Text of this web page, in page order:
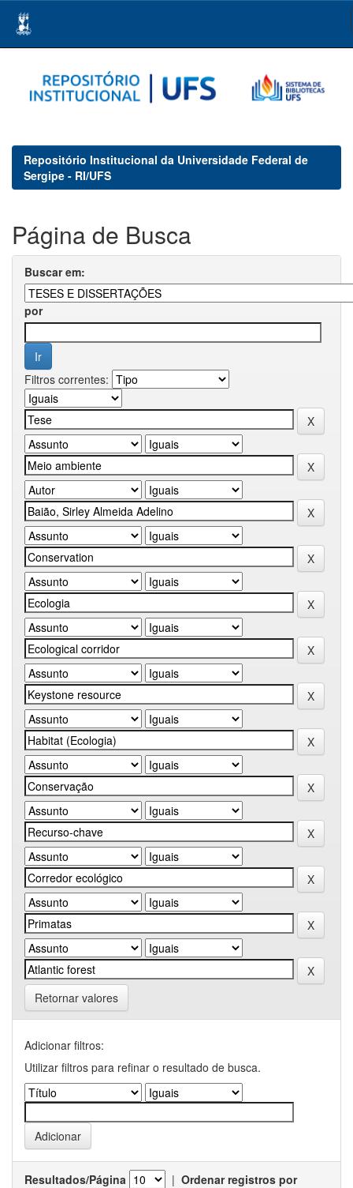
navigation
Repositório Institucional da Universidade Federal de
Sergipe - RI/UFS
Página de Busca
Buscar em:
por
Filtros correntes:
Retornar valores
Adicionar filtros:
Utilizar filtros para refinar o resultado de busca.
Resultados/Página | Ordenar registros por